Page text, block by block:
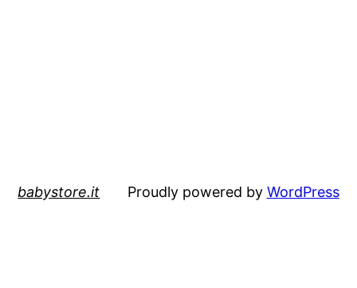
babystore.it Proudly powered by WordPress